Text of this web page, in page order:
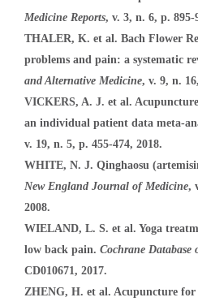
Medicine Reports, v. 3, n. 6, p. 895-
THALER, K. et al. Bach Flower
problems and pain: a systematic
and Alternative Medicine, v. 9, n.
VICKERS, A. J. et al.
an individual patient data meta-
v. 19, n. 5, p. 455-474, 2018.
WHITE, N. J. Qinghaosu
New England Journal of Medicine,
2008.
WIELAND, L. S. et al. Yoga
low back pain. Cochrane Database
CD010671, 2017.
ZHENG, H. et al. Acupuncture